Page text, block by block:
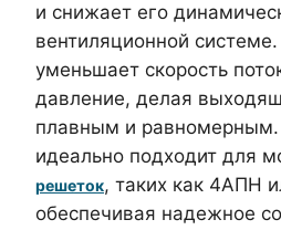
и снижает его
вентиляционной
уменьшает скорость
давление, делая
плавным и равномерным.
идеально подходит для
решеток, таких как 4АПН
обеспечивая надежное